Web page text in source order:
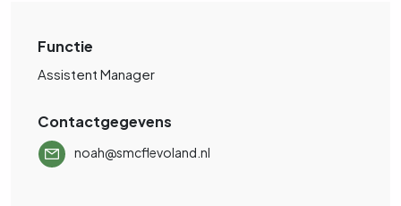
Functie
Assistent Manager
Contactgegevens
noah@smcflevoland.nl